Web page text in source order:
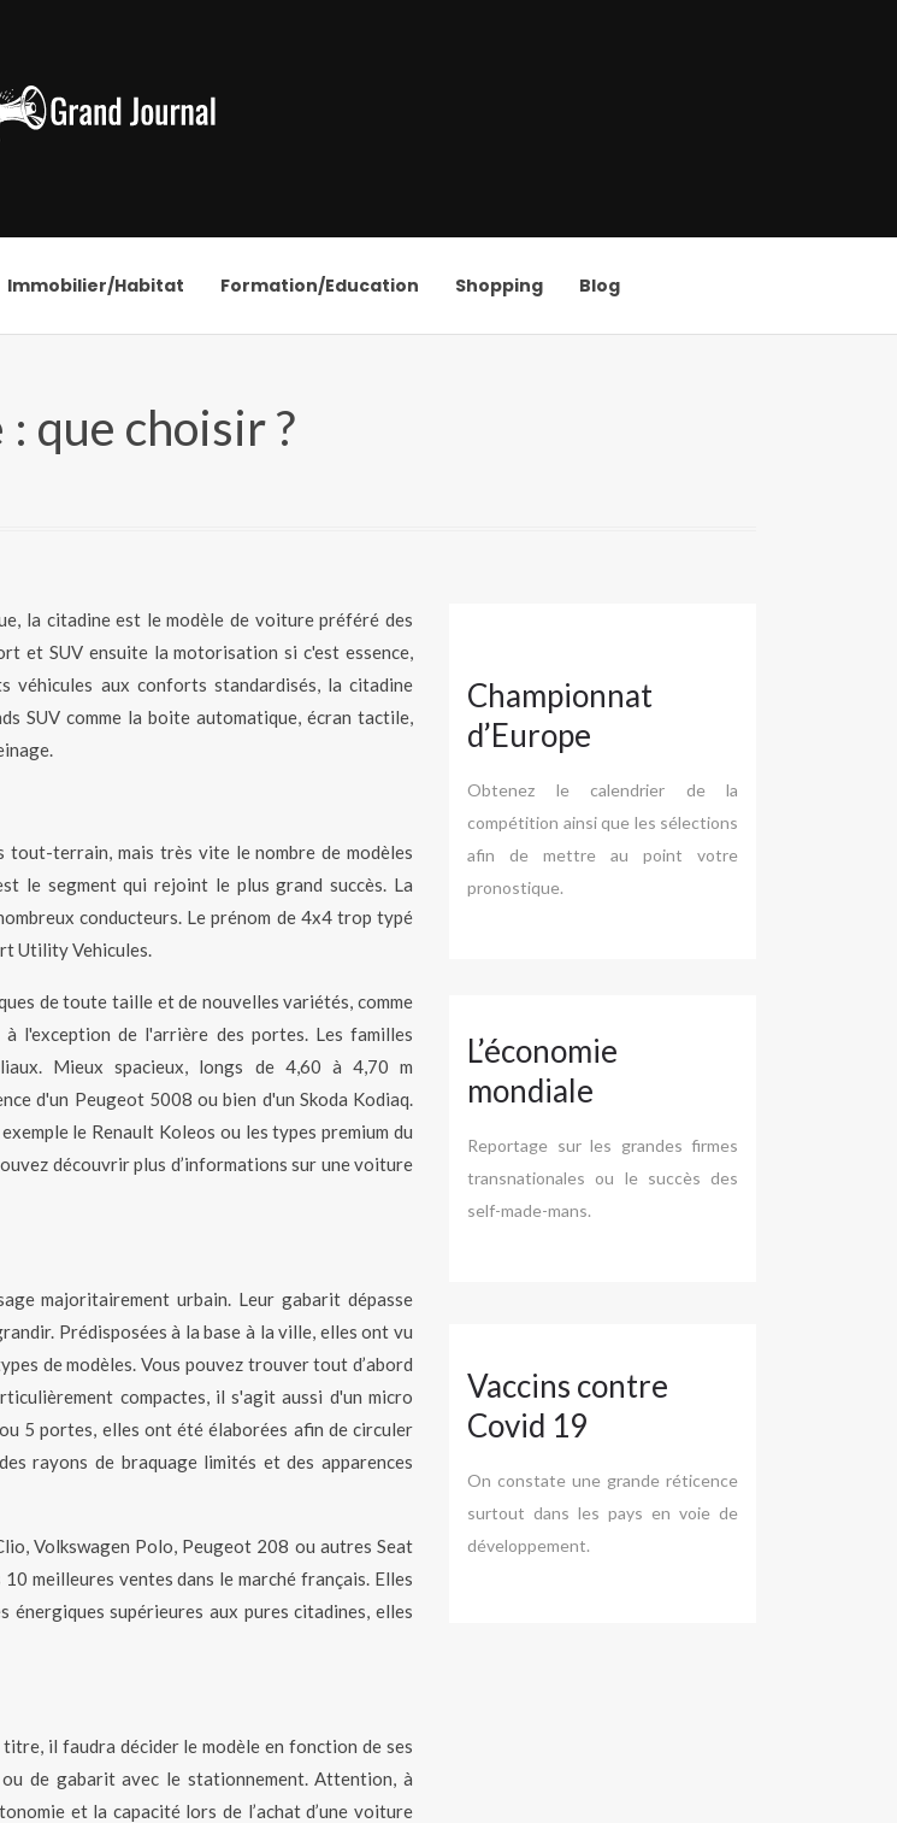
Immobilier/Habitat Formation/Education Shopping Blog
que choisir ?
la citadine est le modèle de voiture préféré des
et SUV ensuite la motorisation si c'est essence,
véhicules aux conforts standardisés, la citadine
SUV comme la boite automatique, écran tactile,
tout-terrain, mais très vite le nombre de modèles
le segment qui rejoint le plus grand succès. La
conducteurs. Le prénom de 4x4 trop typé
Utility Vehicules.
de toute taille et de nouvelles variétés, comme
l'exception de l'arrière des portes. Les familles
Mieux spacieux, longs de 4,60 à 4,70 m
d'un Peugeot 5008 ou bien d'un Skoda Kodiaq.
le Renault Koleos ou les types premium du
découvrir plus d’informations sur une voiture
majoritairement urbain. Leur gabarit dépasse
Prédisposées à la base à la ville, elles ont vu
de modèles. Vous pouvez trouver tout d’abord
compactes, il s'agit aussi d'un micro
5 portes, elles ont été élaborées afin de circuler
rayons de braquage limités et des apparences
Volkswagen Polo, Peugeot 208 ou autres Seat
meilleures ventes dans le marché français. Elles
énergiques supérieures aux pures citadines, elles
il faudra décider le modèle en fonction de ses
de gabarit avec le stationnement. Attention, à
et la capacité lors de l’achat d’une voiture
Championnat
d’Europe
Obtenez le calendrier de la
compétition ainsi que les sélections
afin de mettre au point votre
pronostique.
L’économie
mondiale
Reportage sur les grandes firmes
transnationales ou le succès des
self-made-mans.
Vaccins contre
Covid 19
On constate une grande réticence
surtout dans les pays en voie de
développement.